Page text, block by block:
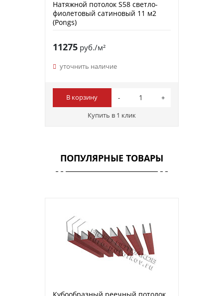
Натяжной потолок S58 светло-
фиолетовый сатиновый 11 м2
(Pongs)
11275руб./м²
уточнить наличие
В корзину
Купить в 1 клик
ПОПУЛЯРНЫЕ ТОВАРЫ